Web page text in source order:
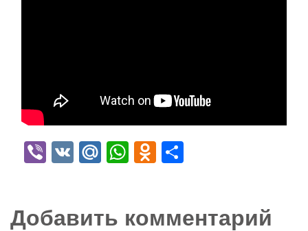
Viber
VK Mail.Ru
WhatsApp
Odnoklassniki
Добавить комментарий